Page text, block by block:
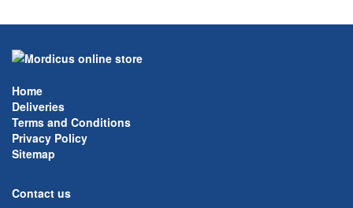
Home
Deliveries
Terms and Conditions
Privacy Policy
Sitemap
Contact us